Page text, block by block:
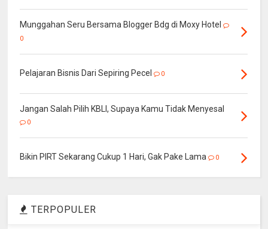
Munggahan Seru Bersama Blogger Bdg di Moxy Hotel
0
Pelajaran Bisnis Dari Sepiring Pecel 0
Jangan Salah Pilih KBLI, Supaya Kamu Tidak Menyesal
0
Bikin PIRT Sekarang Cukup 1 Hari, Gak Pake Lama 0
TERPOPULER